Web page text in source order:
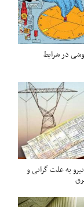
در شرایط
به علت گرانی و